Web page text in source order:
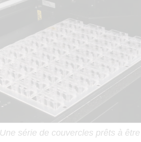
Une série de couvercles prêts à